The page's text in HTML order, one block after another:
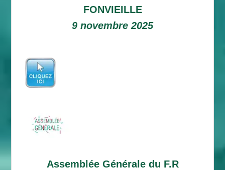
FONVIEILLE
9 novembre 2025
Assemblée Générale du F.R